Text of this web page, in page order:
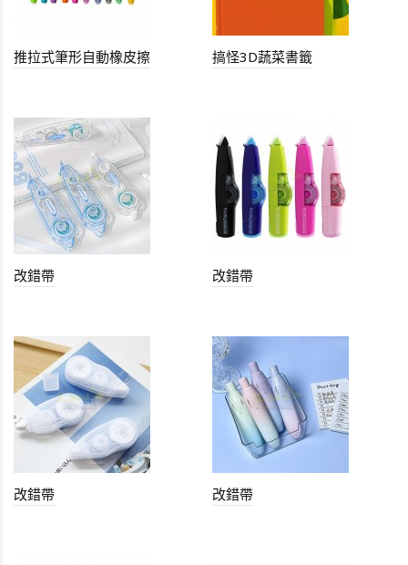
推拉式筆形自動橡皮擦 搞怪3D蔬菜書籤
改錯帶 改錯帶
改錯帶 改錯帶